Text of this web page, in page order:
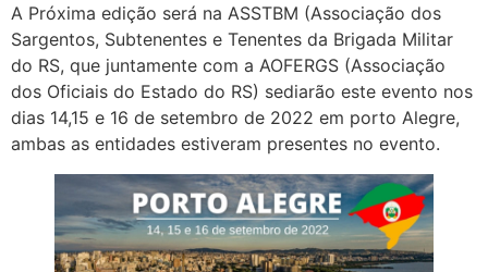
A Próxima edição será na ASSTBM (Associação dos
Sargentos, Subtenentes e Tenentes da Brigada Militar
do RS, que juntamente com a AOFERGS (Associação
dos Oficiais do Estado do RS) sediarão este evento nos
dias 14,15 e 16 de setembro de 2022 em porto Alegre,
ambas as entidades estiveram presentes no evento.